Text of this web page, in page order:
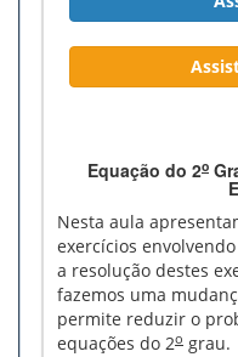
Equação do 2o
Nesta aula
exercícios
a resolução destes
fazemos uma
permite reduzir o
equações do 2o grau.